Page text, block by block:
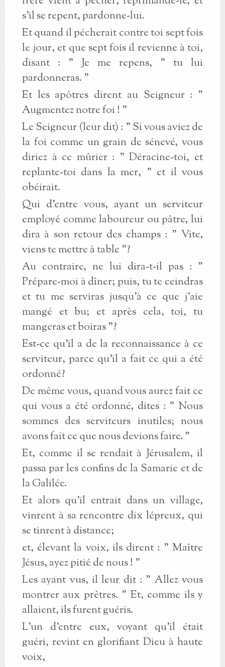
s'il se repent, pardonne-lui.
Et quand il pécherait contre toi sept fois
le jour, et que sept fois il revienne à toi,
disant : " Je me repens, " tu lui
pardonneras. "
Et les apôtres dirent au Seigneur : "
Augmentez notre foi ! "
Le Seigneur (leur dit) : " Si vous aviez de
la foi comme un grain de sénevé, vous
diriez à ce mûrier : " Déracine-toi, et
replante-toi dans la mer, " et il vous
obéirait.
Qui d'entre vous, ayant un serviteur
employé comme laboureur ou pâtre, lui
dira à son retour des champs : " Vite,
viens te mettre à table "?
Au contraire, ne lui dira-t-il pas : "
Prépare-moi à dîner; puis, tu te ceindras
et tu me serviras jusqu'à ce que j'aie
mangé et bu; et après cela, toi, tu
mangeras et boiras "?
Est-ce qu'il a de la reconnaissance à ce
serviteur, parce qu'il a fait ce qui a été
ordonné?
De même vous, quand vous aurez fait ce
qui vous a été ordonné, dites : " Nous
sommes des serviteurs inutiles; nous
avons fait ce que nous devions faire. "
Et, comme il se rendait à Jérusalem, il
passa par les confins de la Samarie et de
la Galilée.
Et alors qu'il entrait dans un village,
vinrent à sa rencontre dix lépreux, qui
se tinrent à distance;
et, élevant la voix, ils dirent : " Maître
Jésus, ayez pitié de nous ! "
Les ayant vus, il leur dit : " Allez vous
montrer aux prêtres. " Et, comme ils y
allaient, ils furent guéris.
L'un d'entre eux, voyant qu'il était
guéri, revint en glorifiant Dieu à haute
voix,